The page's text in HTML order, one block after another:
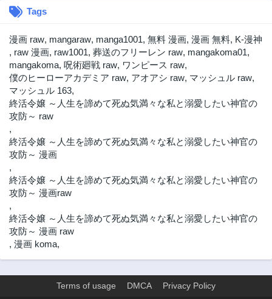
Tags
漫画 raw, mangaraw, manga1001, 無料 漫画, 漫画 無料, K-漫神
, raw 漫画, raw1001, 葬送のフリーレン raw, mangakoma01,
mangakoma, 呪術廻戦 raw, ワンピース raw,
僕のヒーローアカデミア raw, アオアシ raw, マッシュル raw,
マッシュル 163,
終活令嬢 ～人生を諦めて死ぬ気満々な私と溺愛したい神官の
攻防～ raw
,
終活令嬢 ～人生を諦めて死ぬ気満々な私と溺愛したい神官の
攻防～ 漫画
,
終活令嬢 ～人生を諦めて死ぬ気満々な私と溺愛したい神官の
攻防～ 漫画raw
,
終活令嬢 ～人生を諦めて死ぬ気満々な私と溺愛したい神官の
攻防～ 漫画 raw
, 漫画 koma,
Terms of usage DMCA Privacy Policy